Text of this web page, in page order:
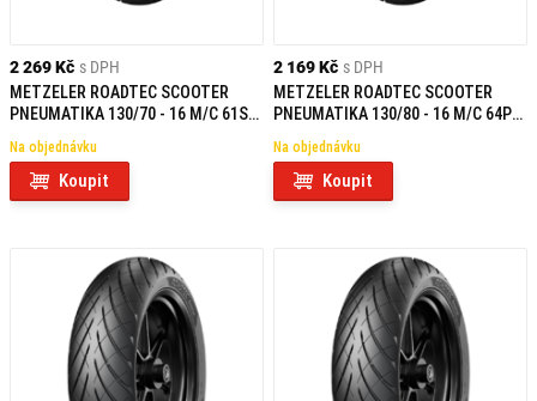
2 269 Kč s DPH
METZELER ROADTEC SCOOTER
PNEUMATIKA 130/70 - 16 M/C 61S
Na objednávku
Koupit
2 169 Kč s DPH
METZELER ROADTEC SCOOTER
PNEUMATIKA 130/80 - 16 M/C 64P
Na objednávku
Koupit